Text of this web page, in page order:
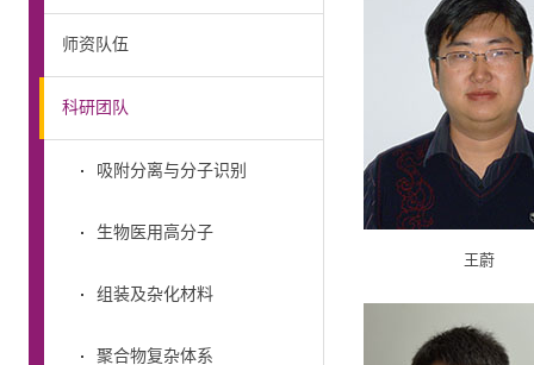
师资队伍
科研团队
吸附分离与分子识别
生物医用高分子
组装及杂化材料
聚合物复杂体系
王蔚